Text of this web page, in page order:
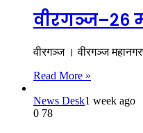
वीरगञ्ज–२६
वीरगञ्ज । वीरगञ्ज
Read More »
News Desk1 week ago
0 78